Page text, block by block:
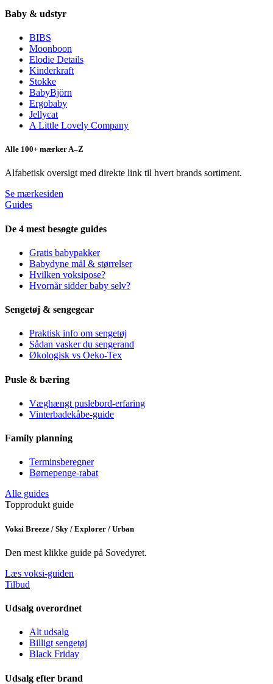
Baby & udstyr
BIBS
Moonboon
Elodie Details
Kinderkraft
Stokke
BabyBjörn
Ergobaby
Jellycat
A Little Lovely Company
Alle 100+ mærker A–Z
Alfabetisk oversigt med direkte link til hvert brands sortiment.
Se mærkesiden
Guides
De 4 mest besøgte guides
Gratis babypakker
Babydyne mål & størrelser
Hvilken voksipose?
Hvornår sidder baby selv?
Sengetøj & sengegear
Praktisk info om sengetøj
Sådan vasker du sengerand
Økologisk vs Oeko-Tex
Pusle & bæring
Væghængt puslebord-erfaring
Vinterbadekåbe-guide
Family planning
Terminsberegner
Børnepenge-rabat
Alle guides
Topprodukt guide
Voksi Breeze / Sky / Explorer / Urban
Den mest klikke guide på Sovedyret.
Læs voksi-guiden
Tilbud
Udsalg overordnet
Alt udsalg
Billigt sengetøj
Black Friday
Udsalg efter brand